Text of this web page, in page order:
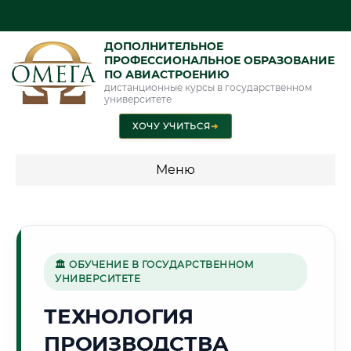
ДОПОЛНИТЕЛЬНОЕ
ПРОФЕССИОНАЛЬНОЕ ОБРАЗОВАНИЕ
ПО АВИАСТРОЕНИЮ
дистанционные курсы в государственном
университете
ХОЧУ УЧИТЬСЯ➜
Меню
🏔️
Г. МАХАЧКАЛА
🏛 ОБУЧЕНИЕ В ГОСУДАРСТВЕННОМ
УНИВЕРСИТЕТЕ
ТЕХНОЛОГИЯ
ПРОИЗВОДСТВА